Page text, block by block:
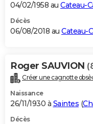
04/02/1958 au Cateau-
Décès
06/08/2018 au Cateau-
Roger SAUVION
Créer une cagnotte
Naissance
26/11/1930 à Saintes (
Décès